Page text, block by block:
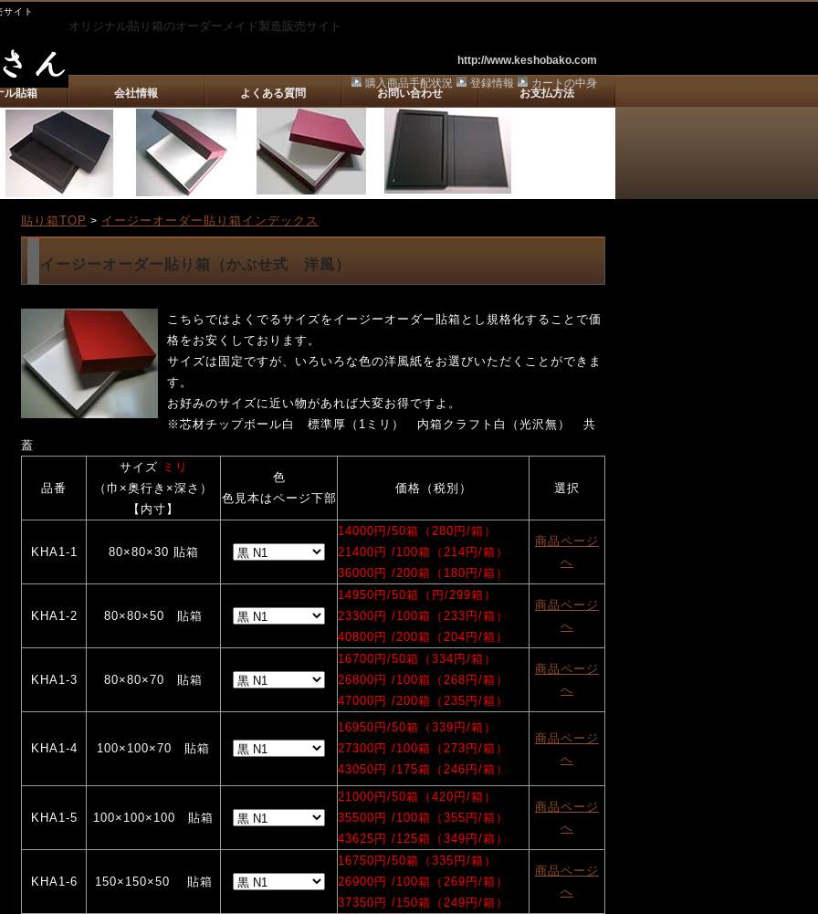
イト
オリジナル貼り箱のオーダーメイド製造販売サイト
http://www.keshobako.com
購入商品手配状況
登録情報 カートの中身
ル貼箱 会社情報 よくある質問 お問い合わせ お支払方法
貼り箱TOP > イージーオーダー貼り箱インデックス
イージーオーダー貼り箱（かぶせ式 洋風）
こちらではよくでるサイズをイージーオーダー貼箱とし規格化することで価
格をお安くしております。
サイズは固定ですが、いろいろな色の洋風紙をお選びいただくことができま
す。
お好みのサイズに近い物があれば大変お得ですよ。
※芯材チップボール白 標準厚（1ミリ） 内箱クラフト白（光沢無） 共
蓋
品番
サイズ ミリ
（巾×奥行き×深さ）
【内寸】
色
色見本はページ下部
価格（税別） 選択
KHA1-1 80×80×30 貼箱
14000円/50箱（280円/箱）
21400円 /100箱（214円/箱）
36000円 /200箱（180円/箱）
商品ページ
へ
KHA1-2 80×80×50 貼箱
14950円/50箱（円/299箱）
23300円 /100箱（233円/箱）
40800円 /200箱（204円/箱）
商品ページ
へ
KHA1-3 80×80×70 貼箱
16700円/50箱（334円/箱）
26800円 /100箱（268円/箱）
47000円 /200箱（235円/箱）
商品ページ
へ
KHA1-4 100×100×70 貼箱
16950円/50箱（339円/箱）
27300円 /100箱（273円/箱）
43050円 /175箱（246円/箱）
商品ページ
へ
KHA1-5 100×100×100 貼箱
21000円/50箱（420円/箱）
35500円 /100箱（355円/箱）
43625円 /125箱（349円/箱）
商品ページ
へ
KHA1-6 150×150×50 貼箱
16750円/50箱（335円/箱）
26900円 /100箱（269円/箱）
37350円 /150箱（249円/箱）
商品ページ
へ